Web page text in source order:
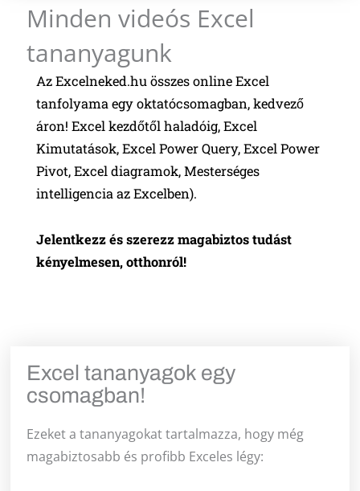
Minden videós Excel
tananyagunk
Az Excelneked.hu összes online Excel
tanfolyama egy oktatócsomagban, kedvező
áron! Excel kezdőtől haladóig, Excel
Kimutatások, Excel Power Query, Excel Power
Pivot, Excel diagramok, Mesterséges
intelligencia az Excelben).
Jelentkezz és szerezz magabiztos tudást
kényelmesen, otthonról!
Excel tananyagok egy
csomagban!
Ezeket a tananyagokat tartalmazza, hogy még
magabiztosabb és profibb Exceles légy: